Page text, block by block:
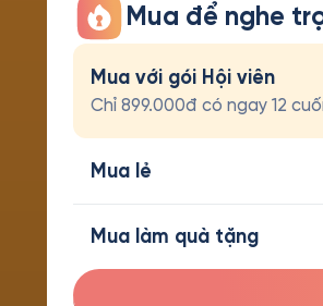
Mua để nghe
Mua với gói Hội viên
Chỉ 899.000đ có ngay 12
Mua lẻ
Mua làm quà tặng